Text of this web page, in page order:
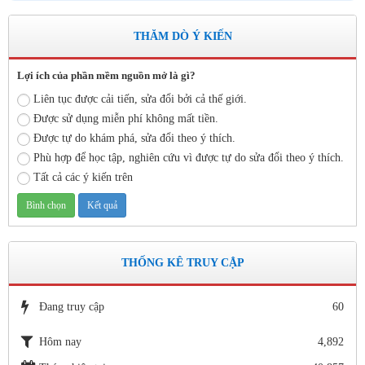
Thời gian đăng: 11/06/2020
Số 142/ KH-BCĐ ngày 12/6/2020
Kế hoạch tuyển sinh vào các trường MN, TH, THCS năm học
2020 - 2021.
Thời gian đăng: 26/06/2020
lượt xem: 5153 | lượt tải:1265
1663/SGDĐT- QLT ngày 29/5/202
Hướng dẫn tuyển sinh lớp 1, lớp 6, lớp 10 trong khuôn khổ
Chương trình song ngữ, tăng cường tiếng Pháp năm học 2020-
2021
lượt xem: 4183 | lượt tải:757
KẾ HOẠCH BỒI DƯỠNG VÀ PHÁT TRIỂN ĐỘI NGŨ NĂM
Thời gian đăng: 11/06/2020
THĂM DÒ Ý KIẾN
Lợi ích của phần mềm nguồn mở là gì?
Liên tục được cải tiến, sửa đổi bởi cả thế giới.
Được sử dụng miễn phí không mất tiền.
Được tự do khám phá, sửa đổi theo ý thích.
Phù hợp để học tập, nghiên cứu vì được tự do sửa đổi theo ý thích.
Tất cả các ý kiến trên
THỐNG KÊ TRUY CẬP
Đang truy cập 60
Hôm nay 4,892